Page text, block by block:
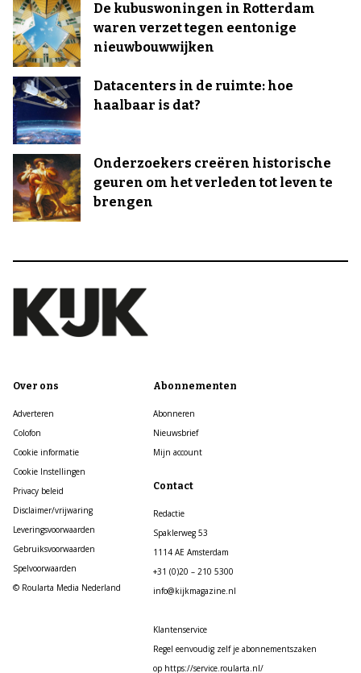
De kubuswoningen in Rotterdam
waren verzet tegen eentonige
nieuwbouwwijken
Datacenters in de ruimte: hoe
haalbaar is dat?
Onderzoekers creëren historische
geuren om het verleden tot leven te
brengen
Over ons
Adverteren
Colofon
Cookie informatie
Cookie Instellingen
Privacy beleid
Disclaimer/vrijwaring
Leveringsvoorwaarden
Gebruiksvoorwaarden
Spelvoorwaarden
© Roularta Media Nederland
Abonnementen
Abonneren
Nieuwsbrief
Mijn account
Contact
Redactie
Spaklerweg 53
1114 AE Amsterdam
+31 (0)20 – 210 5300
info@kijkmagazine.nl
Klantenservice
Regel eenvoudig zelf je abonnementszaken
op https://service.roularta.nl/